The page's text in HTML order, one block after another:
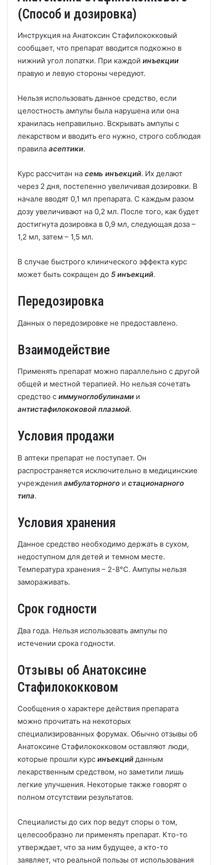
(Способ и дозировка)
Инструкция на Анатоксин Стафилококковый
сообщает, что препарат вводится подкожно в
нижний угол лопатки. При каждой инъекции
правую и левую стороны чередуют.
Нельзя использовать данное средство, если
целостность ампулы была нарушена или она
хранилась неправильно. Вскрывать ампулы с
лекарством и вводить его нужно, строго соблюдая
правила асептики.
Курс рассчитан на семь инъекций. Их делают
через 2 дня, постепенно увеличивая дозировки. В
начале вводят 0,1 мл препарата. С каждым разом
дозу увеличивают на 0,2 мл. После того, как будет
достигнута дозировка в 0,9 мл, следующая доза –
1,2 мл, затем – 1,5 мл.
В случае быстрого клинического эффекта курс
может быть сокращен до 5 инъекций.
Передозировка
Данных о передозировке не предоставлено.
Взаимодействие
Применять препарат можно параллельно с другой
общей и местной терапией. Но нельзя сочетать
средство с иммуноглобулинами и
антистафилококовой плазмой.
Условия продажи
В аптеки препарат не поступает. Он
распространяется исключительно в медицинские
учреждения амбулаторного и стационарного
типа.
Условия хранения
Данное средство необходимо держать в сухом,
недоступном для детей и темном месте.
Температура хранения – 2-8°С. Ампулы нельзя
замораживать.
Срок годности
Два года. Нельзя использовать ампулы по
истечении срока годности.
Отзывы об Анатоксине
Стафилококковом
Сообщения о характере действия препарата
можно прочитать на некоторых
специализированных форумах. Обычно отзывы об
Анатоксине Стафилококковом оставляют люди,
которые прошли курс инъекций данным
лекарственным средством, но заметили лишь
легкие улучшения. Некоторые также говорят о
полном отсутствии результатов.
Специалисты до сих пор ведут споры о том,
целесообразно ли применять препарат. Кто-то
утверждает, что за ним будущее, а кто-то
заявляет, что реальной пользы от использования